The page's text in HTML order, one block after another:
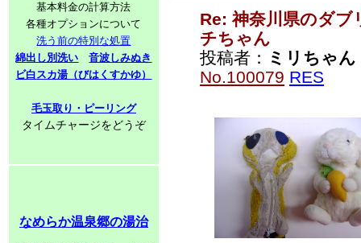
基本料金の計算方法
各種オプションについて
洗う前の特別な処置
綿出し別洗い
音波しみぬき
ビ白スカ湯（びはくすかゆ）
毛玉取り・ピーリング
タイムチャージをどうぞ
なめらか温泉郷の湯治
Re: 神奈川県のダ
チちゃん
投稿者：
ミリちゃん
No.100079 RES